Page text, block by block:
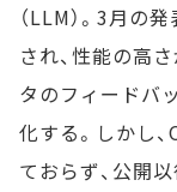
（LLM）。3月の
され、性能の高
タのフィードバ
化する。しかし
ておらず、公開